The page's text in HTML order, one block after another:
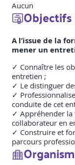
Aucun
A l’issue de la
mener un
✓ Connaître les
entretien ;
✓ Le distinguer
✓
conduite de cet
✓ Appréhender la
collaborateur en
✓ Construire et
parcours